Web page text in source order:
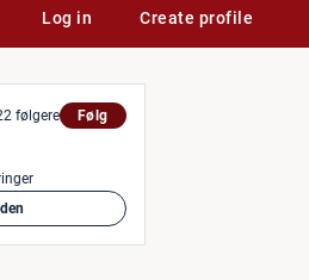
Log in Create profile
følgere Følg